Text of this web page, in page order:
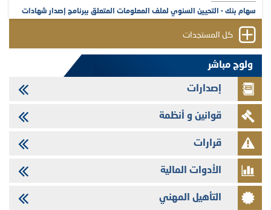
سهام بنك - التحيين السنوي لملف المعلومات المتعلق ببرنامج إصدار شهادات
31/07/2026
VEOLIA ENVIRONNEMENT - تؤشر الهيئة المغربية لسوق الرساميل على
المنشور النهائي المتعلق بالزيادة في الرأسمال المخصصة لأجراء المجموعة
29/07/2026
وفابايل - التحيين السنوي لملف المعلومات المتعلق ببرنامج إصدار سندات
شركات التمويل
29/07/2026
تهنئة بمناسبة عيد العرش المجيد
29/07/2026
تنشر الهيئة المغربية لسوق الرساميل العدد الرابع عشر من مجلة سوق الرساميل
28/07/2026
كل المستجدات
ولوج مباشر
إصدارات
قوانين و أنظمة
قرارات
الأدوات المالية
التأهيل المهني